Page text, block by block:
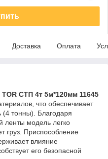
Доставка Оплата
СТП 4т 5м*120мм 11645
что обеспечивает
(4 тонны). Благодаря
ленты модель легко
груз. Приспособление
влияние
его безопасной